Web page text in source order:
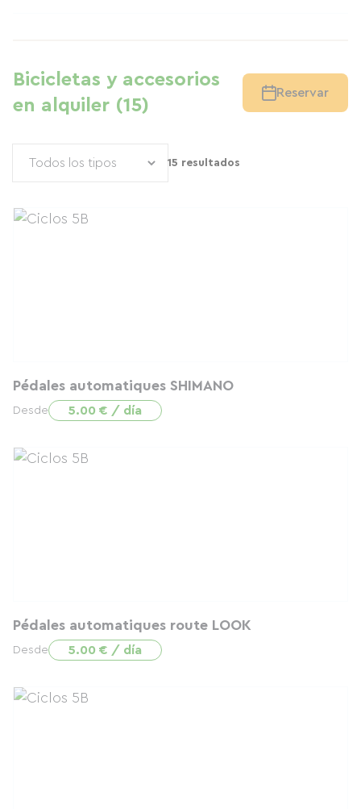
Bicicletas y accesorios
en alquiler (15)
Reservar
15 resultados
Pédales automatiques SHIMANO
Desde 5.00 € / día
Pédales automatiques route LOOK
Desde 5.00 € / día